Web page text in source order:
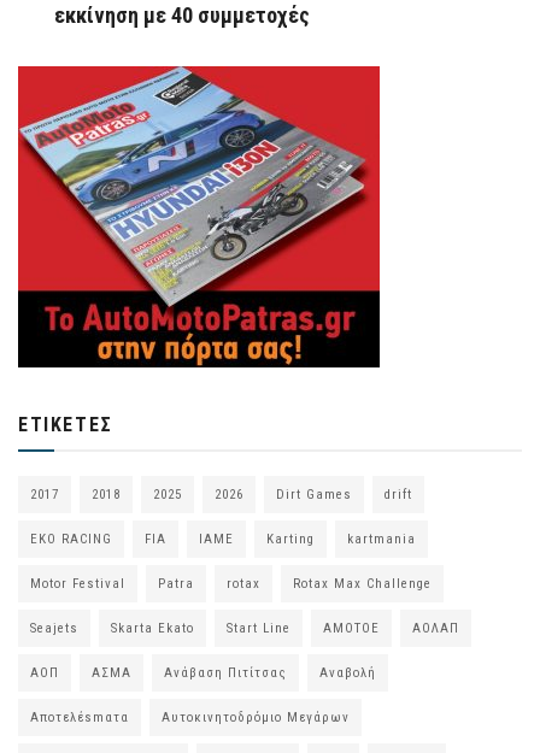
εκκίνηση με 40 συμμετοχές
ΕΤΙΚΈΤΕΣ
2017 2018 2025 2026 Dirt Games drift
EKO RACING FIA IAME Karting kartmania
Motor Festival Patra rotax Rotax Max Challenge
Seajets Skarta Ekato Start Line ΑΜΟΤΟΕ ΑΟΛΑΠ
ΑΟΠ ΑΣΜΑ Ανάβαση Πιτίτσας Αναβολή
Αποτελέsmατα Αυτοκινητοδρόμιο Μεγάρων